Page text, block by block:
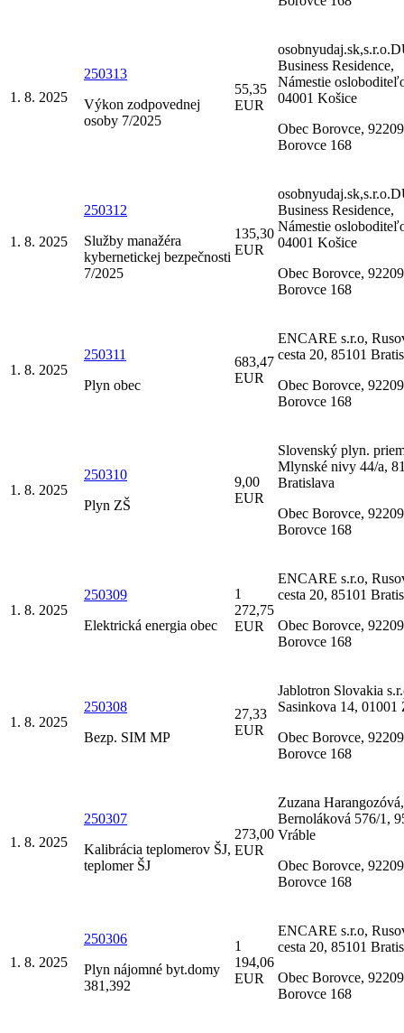
1. 8. 2025
250313
Výkon zodpovednej
osoby 7/2025
55,35
EUR
Business Residence,
Námestie
04001 Košice
Obec Borovce, 92209
Borovce 168
1. 8. 2025
250312
Služby manažéra
kybernetickej bezpečnosti
7/2025
135,30
EUR
Business Residence,
Námestie
04001 Košice
Obec Borovce, 92209
Borovce 168
1. 8. 2025
250311
Plyn obec
683,47
EUR
ENCARE s.r.o,
cesta 20, 85101
Obec Borovce, 92209
Borovce 168
1. 8. 2025
250310
Plyn ZŠ
9,00
EUR
Slovenský plyn.
Mlynské nivy 44/a,
Bratislava
Obec Borovce, 92209
Borovce 168
1. 8. 2025
250309
Elektrická energia obec
1
272,75
EUR
ENCARE s.r.o,
cesta 20, 85101
Obec Borovce, 92209
Borovce 168
1. 8. 2025
250308
Bezp. SIM MP
27,33
EUR
Jablotron Slovakia
Sasinkova 14, 01001
Obec Borovce, 92209
Borovce 168
1. 8. 2025
250307
Kalibrácia teplomerov ŠJ,
teplomer ŠJ
273,00
EUR
Zuzana Harangozóvá,
Bernoláková 576/1,
Vráble
Obec Borovce, 92209
Borovce 168
1. 8. 2025
250306
Plyn nájomné byt.domy
381,392
1
194,06
EUR
ENCARE s.r.o,
cesta 20, 85101
Obec Borovce, 92209
Borovce 168